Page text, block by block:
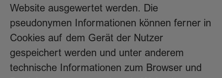
Website ausgewertet werden. Die
pseudonymen Informationen können ferner in
Cookies auf dem Gerät der Nutzer
gespeichert werden und unter anderem
technische Informationen zum Browser und